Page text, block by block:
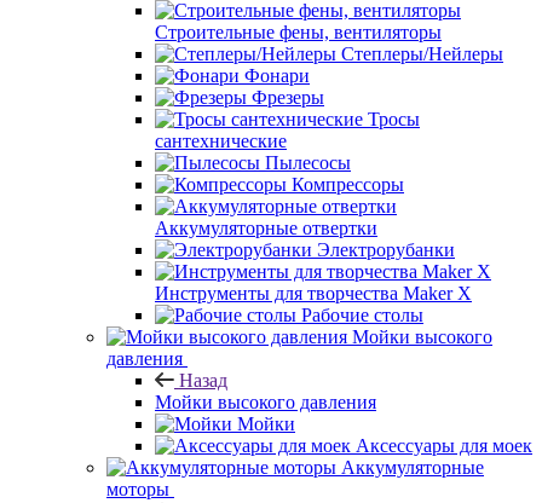
Строительные фены, вентиляторы
Степлеры/Нейлеры
Фонари
Фрезеры
Тросы
сантехнические
Пылесосы
Компрессоры
Аккумуляторные отвертки
Электрорубанки
Инструменты для творчества Maker X
Рабочие столы
Мойки высокого
давления
Назад
Мойки высокого давления
Мойки
Аксессуары для моек
Аккумуляторные
моторы